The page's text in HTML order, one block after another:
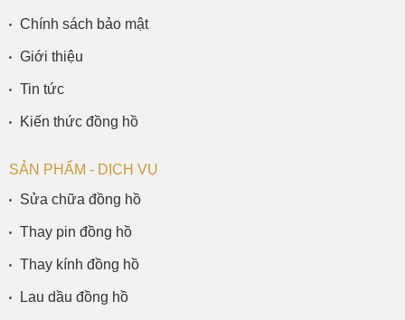
Chính sách bảo mật
Giới thiệu
Tin tức
Kiến thức đồng hồ
SẢN PHẨM - DỊCH VỤ
Sửa chữa đồng hồ
Thay pin đồng hồ
Thay kính đồng hồ
Lau dầu đồng hồ